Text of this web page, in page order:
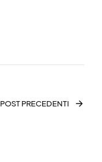
POST PRECEDENTI